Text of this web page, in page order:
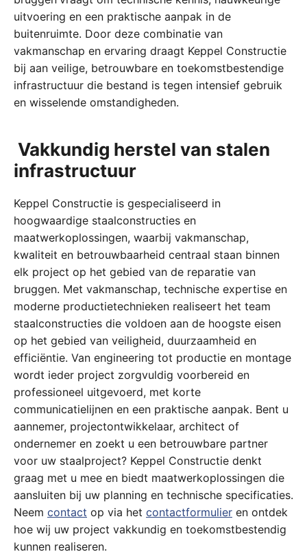
uitvoering en een praktische aanpak in de
buitenruimte. Door deze combinatie van
vakmanschap en ervaring draagt Keppel Constructie
bij aan veilige, betrouwbare en toekomstbestendige
infrastructuur die bestand is tegen intensief gebruik
en wisselende omstandigheden.
Vakkundig herstel van stalen
infrastructuur
Keppel Constructie is gespecialiseerd in
hoogwaardige staalconstructies en
maatwerkoplossingen, waarbij vakmanschap,
kwaliteit en betrouwbaarheid centraal staan binnen
elk project op het gebied van de reparatie van
bruggen. Met vakmanschap, technische expertise en
moderne productietechnieken realiseert het team
staalconstructies die voldoen aan de hoogste eisen
op het gebied van veiligheid, duurzaamheid en
efficiëntie. Van engineering tot productie en montage
wordt ieder project zorgvuldig voorbereid en
professioneel uitgevoerd, met korte
communicatielijnen en een praktische aanpak. Bent u
aannemer, projectontwikkelaar, architect of
ondernemer en zoekt u een betrouwbare partner
voor uw staalproject? Keppel Constructie denkt
graag met u mee en biedt maatwerkoplossingen die
aansluiten bij uw planning en technische specificaties.
Neem contact op via het contactformulier en ontdek
hoe wij uw project vakkundig en toekomstbestendig
kunnen realiseren.